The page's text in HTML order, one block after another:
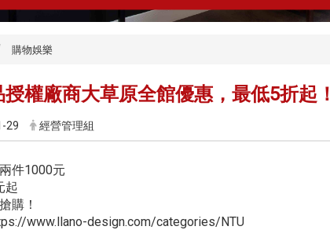
購物娛樂
權廠商大草原全館優惠，最低5折起！
29 經營管理組
件1000元
起
購！
www.llano-design.com/categories/NTU